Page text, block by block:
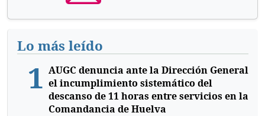
Lo más leído
1 AUGC denuncia ante la Dirección General
el incumplimiento sistemático del
descanso de 11 horas entre servicios en la
Comandancia de Huelva